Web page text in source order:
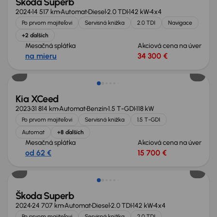
202414 517 kmAutomatDiesel2.0 TDI142 kW4x4
Po prvom majiteľovi Servisná knižka 2.0 TDI
Navigace
+2 ďalších
Mesačná splátka
na mieru
Akciová cena na úver
34 300 €
Zlacnené o 2 600 €
Kia XCeed
202331 814 kmAutomatBenzín1.5 T-GDI118 kW
Po prvom majiteľovi Servisná knižka
1.5 T-GDI
Automat
+8 ďalších
Mesačná splátka
od 62 €
Akciová cena na úver
15 700 €
Zlacnené o 3 500 €
Škoda Superb
202424 707 kmAutomatDiesel2.0 TDI142 kW4x4